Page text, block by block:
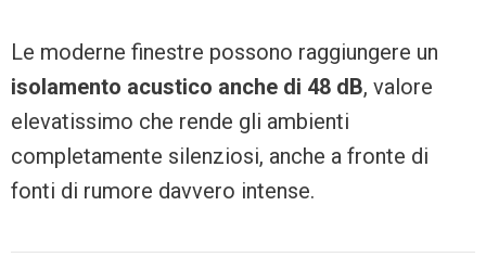
Le moderne finestre possono raggiungere un
isolamento acustico anche di 48 dB, valore
elevatissimo che rende gli ambienti
completamente silenziosi, anche a fronte di
fonti di rumore davvero intense.